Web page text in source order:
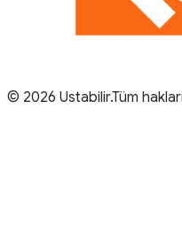
© 2026 Ustabilir.Tüm hakları